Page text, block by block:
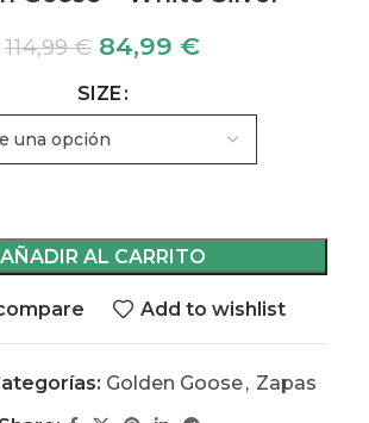
114,99€ 84,99 €
SIZE
AÑADIR AL CARRITO
Add to wishlist
Golden Goose, Zapas